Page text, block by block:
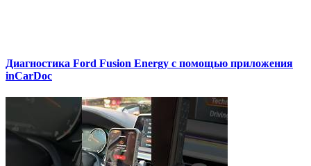
Диагностика Ford Fusion Energy с помощью приложения
inCarDoc